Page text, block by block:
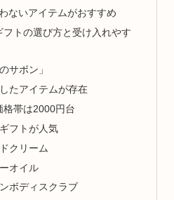
ないアイテムがおすすめ
トの選び方と受け入れやす
サボン」
たアイテムが存在
格帯は2000円台
フトが人気
クリーム
オイル
ボディスクラブ